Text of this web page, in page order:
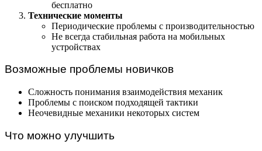
бесплатно
Технические моменты
Периодические проблемы с производительностью
Не всегда стабильная работа на мобильных
устройствах
Возможные проблемы новичков
Сложность понимания взаимодействия механик
Проблемы с поиском подходящей тактики
Неочевидные механики некоторых систем
Что можно улучшить